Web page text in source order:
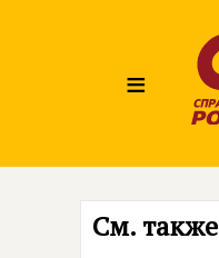
≡
См. также